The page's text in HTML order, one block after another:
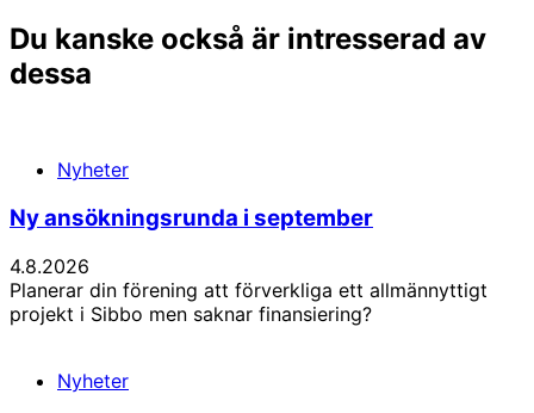
Du kanske också är intresserad av
dessa
Nyheter
Ny ansökningsrunda i september
4.8.2026
Planerar din förening att förverkliga ett allmännyttigt
projekt i Sibbo men saknar finansiering?
Nyheter